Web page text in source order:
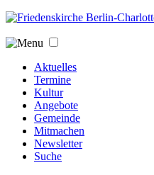
Jump to navigation
Aktuelles
Termine
Kultur
Angebote
Gemeinde
Mitmachen
Newsletter
Suche